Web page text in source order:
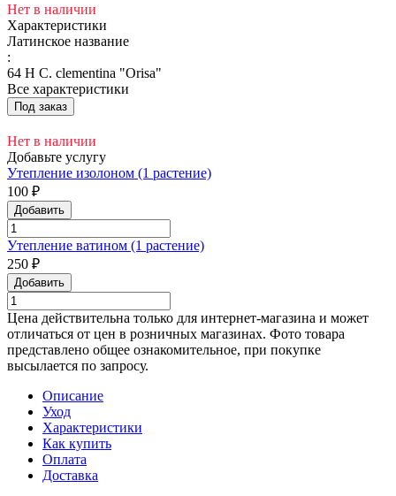
Нет в наличии
Характеристики
Латинское название
:
64 H C. clementina "Orisa"
Все характеристики
Под заказ
Нет в наличии
Добавьте услугу
Утепление изолоном (1 растение)
100 ₽
Добавить
Утепление ватином (1 растение)
250 ₽
Добавить
Цена действительна только для интернет-магазина и может
отличаться от цен в розничных магазинах. Фото товара
представлено общее ознакомительное, при покупке
высылается по запросу.
Описание
Уход
Характеристики
Как купить
Оплата
Доставка